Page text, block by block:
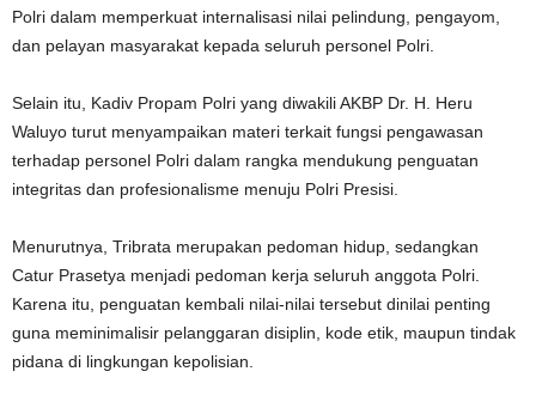
Polri dalam memperkuat internalisasi nilai pelindung, pengayom,
dan pelayan masyarakat kepada seluruh personel Polri.
Selain itu, Kadiv Propam Polri yang diwakili AKBP Dr. H. Heru
Waluyo turut menyampaikan materi terkait fungsi pengawasan
terhadap personel Polri dalam rangka mendukung penguatan
integritas dan profesionalisme menuju Polri Presisi.
Menurutnya, Tribrata merupakan pedoman hidup, sedangkan
Catur Prasetya menjadi pedoman kerja seluruh anggota Polri.
Karena itu, penguatan kembali nilai-nilai tersebut dinilai penting
guna meminimalisir pelanggaran disiplin, kode etik, maupun tindak
pidana di lingkungan kepolisian.